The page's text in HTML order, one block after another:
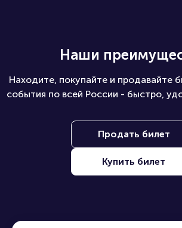
Наши
Находите, покупайте и продавайте
события по всей России - быстро,
Продать билет
Купить билет